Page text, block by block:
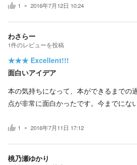
1 2016年7月12日 10:24
わさらー
1件のレビューを投稿
★★★ Excellent!!!
面白いアイデア
本の気持ちになって、本ができるまでの
点が非常に面白かったです。今までにな
1 2016年7月11日 17:12
桃乃瀬ゆかり